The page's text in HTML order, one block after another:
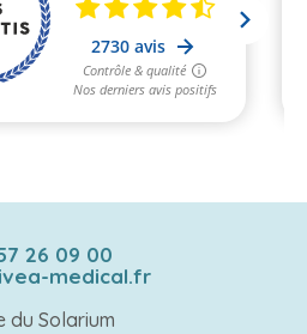
26 09 00
medical.fr
du Solarium